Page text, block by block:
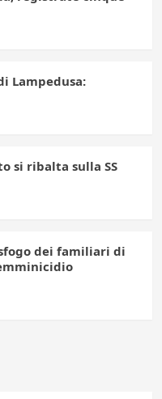
Lampedusa:
si ribalta sulla SS
dei familiari di